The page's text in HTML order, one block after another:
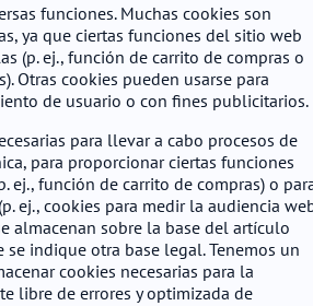
funciones. Muchas cookies son
ya que ciertas funciones del sitio web
(p. ej., función de carrito de compras o
Otras cookies pueden usarse para
de usuario o con fines publicitarios.
para llevar a cabo procesos de
para proporcionar ciertas funciones
ej., función de carrito de compras) o
ej., cookies para medir la audiencia
almacenan sobre la base del artículo
se indique otra base legal. Tenemos un
cookies necesarias para la
libre de errores y optimizada de